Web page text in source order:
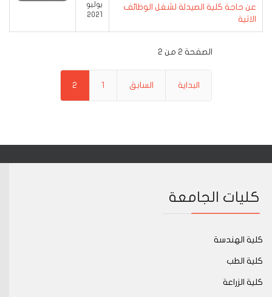
عن حاجة كلية الصيدلة لشغل الوظائف
الاتية
يوليو
2021
الصفحة 2 من 2
البداية السابق 1
2
كليات الجامعة
كلية الهندسة
كلية الطب
كلية الزراعة